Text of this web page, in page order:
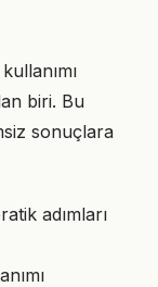
biri. Bu
sonuçlara
adımları